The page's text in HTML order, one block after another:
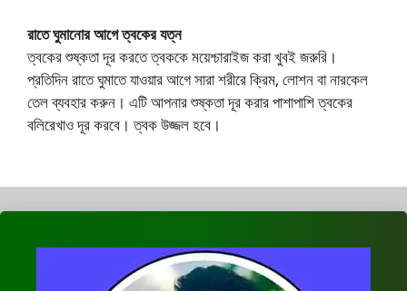
রাতে ঘুমানোর আগে ত্বকের যত্ন
ত্বকের শুষ্কতা দূর করতে ত্বককে ময়েশ্চারাইজ করা খুবই জরুরি।
প্রতিদিন রাতে ঘুমাতে যাওয়ার আগে সারা শরীরে ক্রিম, লোশন বা নারকেল
তেল ব্যবহার করুন। এটি আপনার শুষ্কতা দূর করার পাশাপাশি ত্বকের
বলিরেখাও দূর করবে। ত্বক উজ্জল হবে।